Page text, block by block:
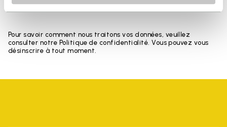
Pour savoir comment nous traitons vos données, veuillez
consulter notre Politique de confidentialité. Vous pouvez vous
désinscrire à tout moment.